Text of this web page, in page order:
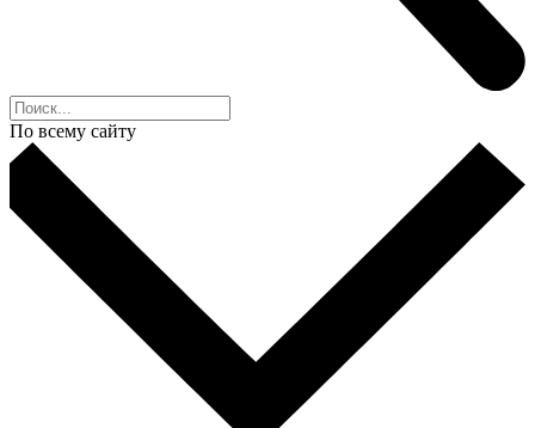
По всему сайту